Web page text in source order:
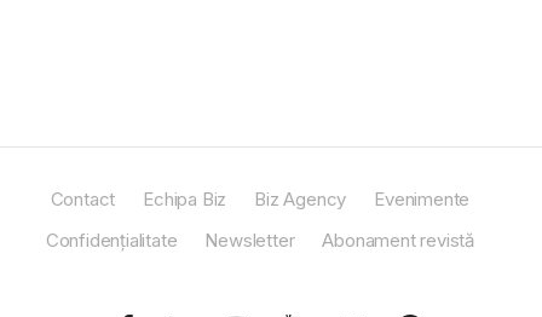
Contact Echipa Biz Biz Agency
Evenimente
Confidențialitate
Newsletter Abonament revistă